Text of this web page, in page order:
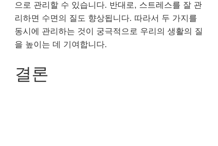
으로 관리할 수 있습니다. 반대로, 스트레스를 잘 관
리하면 수면의 질도 향상됩니다. 따라서 두 가지를
동시에 관리하는 것이 궁극적으로 우리의 생활의 질
을 높이는 데 기여합니다.
결론